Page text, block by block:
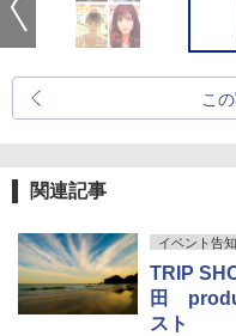
こ
関連記事
イベント告知
TRIP
田
スト